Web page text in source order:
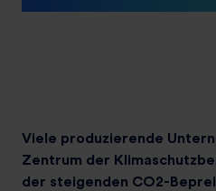
Viele produzierende
Zentrum der
der steigenden CO2-